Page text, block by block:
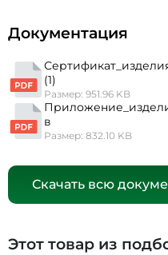
Документация
(1)
Размер: 951.96 KB
в
Размер: 832.10 KB
Скачать всю
Этот товар из